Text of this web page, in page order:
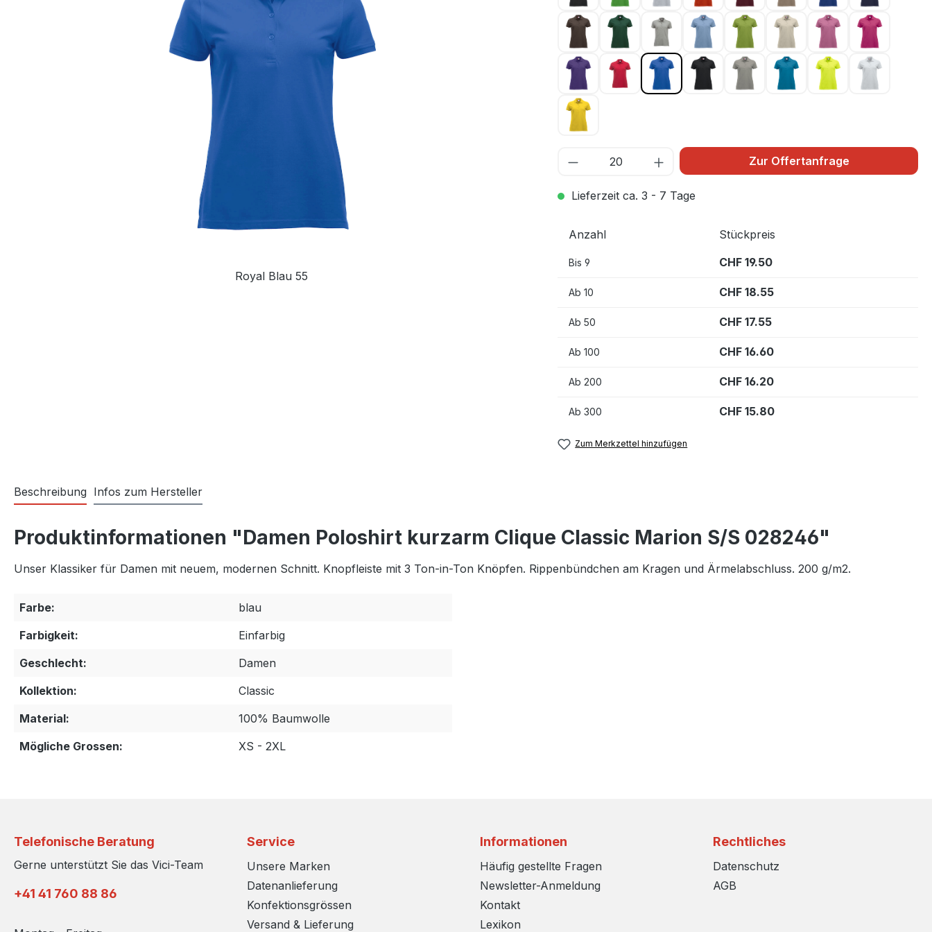
Royal Blau 55
Dunkelmocca 825
Flaschengrün 68Graumeliert 95
Hellblau 57Hellgrün 67Hellkhaki 815Hellpink 250Kirsche 300
Lila 44 Rot 35 Royal Blau 55Schwarz 99Silber 94 Türkis 54Warnschutz Grün
Weiss 00
Zitrone 10
Zur Offertanfrage
Lieferzeit ca. 3 - 7 Tage
Anzahl Stückpreis
Bis 9 CHF 19.50
Ab 10 CHF 18.55
Ab 50 CHF 17.55
Ab 100 CHF 16.60
Ab 200 CHF 16.20
Ab 300 CHF 15.80
Zum Merkzettel hinzufügen
Beschreibung Infos zum Hersteller
Produktinformationen "Damen Poloshirt kurzarm Clique Classic Marion S/S 028246"
Unser Klassiker für Damen mit neuem, modernen Schnitt. Knopfleiste mit 3 Ton-in-Ton Knöpfen. Rippenbündchen am Kragen und Ärmelabschluss. 200 g/m2.
Farbe:
blau
Farbigkeit:
Einfarbig
Geschlecht:
Damen
Kollektion:
Classic
Material:
100% Baumwolle
Mögliche Grossen:
XS - 2XL
Telefonische Beratung
Gerne unterstützt Sie das Vici-Team
+41 41 760 88 86
Service
Unsere Marken
Datenanlieferung
Konfektionsgrössen
Versand & Lieferung
Informationen
Häufig gestellte Fragen
Newsletter-Anmeldung
Kontakt
Lexikon
Rechtliches
Datenschutz
AGB